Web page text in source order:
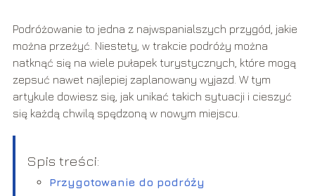
Podróżowanie to jedna z najwspanialszych przygód, jakie
można przeżyć. Niestety, w trakcie podróży można
natknąć się na wiele pułapek turystycznych, które mogą
zepsuć nawet najlepiej zaplanowany wyjazd. W tym
artykule dowiesz się, jak unikać takich sytuacji i cieszyć
się każdą chwilą spędzoną w nowym miejscu.
Spis treści:
Przygotowanie do podróży